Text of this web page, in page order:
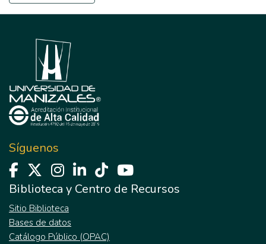
Síguenos
Biblioteca y Centro de Recursos
Sitio Biblioteca
Bases de datos
Catálogo Público (OPAC)